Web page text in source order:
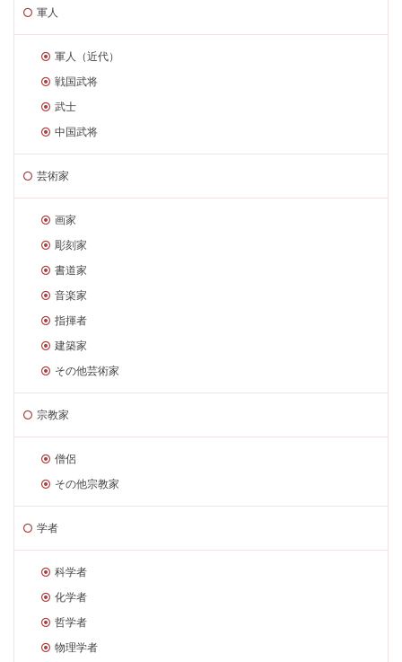
軍人
軍人（近代）
戦国武将
武士
中国武将
芸術家
画家
彫刻家
書道家
音楽家
指揮者
建築家
その他芸術家
宗教家
僧侶
その他宗教家
学者
科学者
化学者
哲学者
物理学者